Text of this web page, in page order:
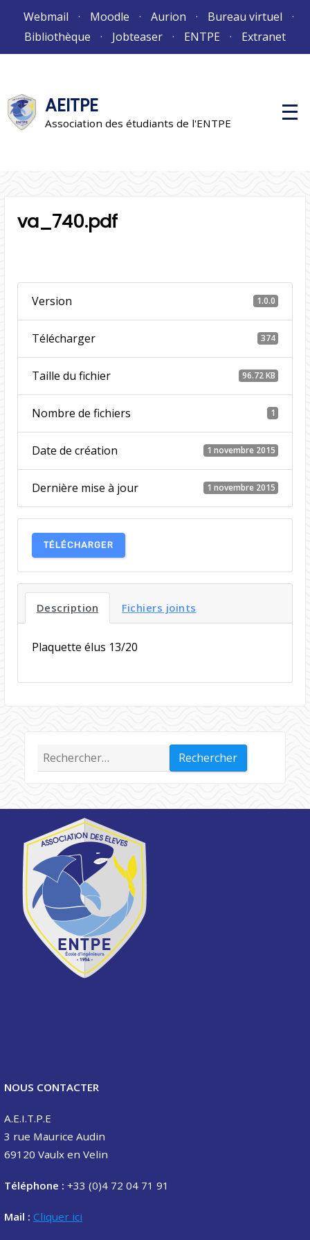
Webmail Moodle Aurion
Bureau virtuel
Bibliothèque
Jobteaser ENTPE Extranet
AEITPE
Association des étudiants de l'ENTPE
M
e
va_740.pdf
Version 1.0.0
Télécharger 374
Taille du fichier 96.72 KB
Nombre de fichiers 1
Date de création 1 novembre 2015
Dernière mise à jour 1 novembre 2015
TÉLÉCHARGER
Description Fichiers joints
Plaquette élus 13/20
Rechercher :
NOUS CONTACTER
A.E.I.T.P.E
3 rue Maurice Audin
69120 Vaulx en Velin
Téléphone : +33 (0)4 72 04 71 91
Mail : Cliquer ici